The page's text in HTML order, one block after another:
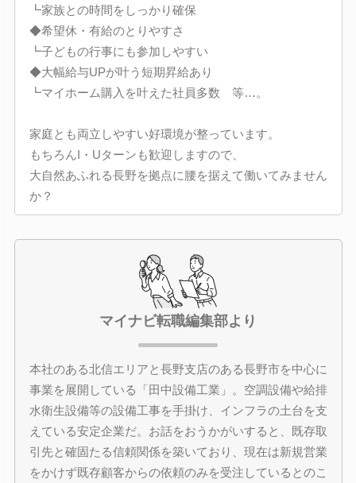
┗家族との時間をしっかり確保
◆希望休・有給のとりやすさ
┗子どもの行事にも参加しやすい
◆大幅給与UPが叶う短期昇給あり
┗マイホーム購入を叶えた社員多数 等…。
家庭とも両立しやすい好環境が整っています。
もちろんI・Uターンも歓迎しますので、
大自然あふれる長野を拠点に腰を据えて働いてみません
か？
マイナビ転職編集部より
本社のある北信エリアと長野支店のある長野市を中心に
事業を展開している「田中設備工業」。空調設備や給排
水衛生設備等の設備工事を手掛け、インフラの土台を支
えている安定企業だ。お話をおうかがいすると、既存取
引先と確固たる信頼関係を築いており、現在は新規営業
をかけず既存顧客からの依頼のみを受注しているとのこ